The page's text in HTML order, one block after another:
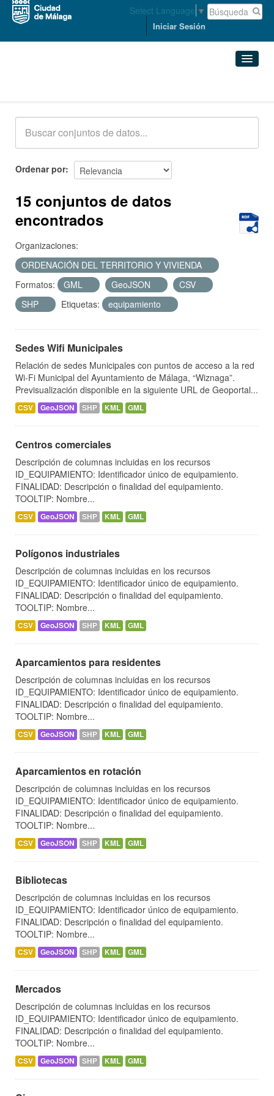
Select Language ▼
Iniciar Sesión
Acerca de
Ordenar por
15 conjuntos de datos
encontrados
Organizaciones:
ORDENACIÓN DEL TERRITORIO Y VIVIENDA
Formatos:
GML GeoJSON
CSV
SHP
Etiquetas: equipamiento
Sedes Wifi Municipales
Relación de sedes Municipales con puntos de acceso a la red
Wi-Fi Municipal del Ayuntamiento de Málaga, “Wiznaga”.
Previsualización disponible en la siguiente URL de Geoportal...
CSV GeoJSON SHP KML GML
Centros comerciales
Descripción de columnas incluidas en los recursos
ID_EQUIPAMIENTO: Identificador único de equipamiento.
FINALIDAD: Descripción o finalidad del equipamiento.
TOOLTIP: Nombre...
CSV GeoJSON SHP KML GML
Polígonos industriales
Descripción de columnas incluidas en los recursos
ID_EQUIPAMIENTO: Identificador único de equipamiento.
FINALIDAD: Descripción o finalidad del equipamiento.
TOOLTIP: Nombre...
CSV GeoJSON SHP KML GML
Aparcamientos para residentes
Descripción de columnas incluidas en los recursos
ID_EQUIPAMIENTO: Identificador único de equipamiento.
FINALIDAD: Descripción o finalidad del equipamiento.
TOOLTIP: Nombre...
CSV GeoJSON SHP KML GML
Aparcamientos en rotación
Descripción de columnas incluidas en los recursos
ID_EQUIPAMIENTO: Identificador único de equipamiento.
FINALIDAD: Descripción o finalidad del equipamiento.
TOOLTIP: Nombre...
CSV GeoJSON SHP KML GML
Bibliotecas
Descripción de columnas incluidas en los recursos
ID_EQUIPAMIENTO: Identificador único de equipamiento.
FINALIDAD: Descripción o finalidad del equipamiento.
TOOLTIP: Nombre...
CSV GeoJSON SHP KML GML
Mercados
Descripción de columnas incluidas en los recursos
ID_EQUIPAMIENTO: Identificador único de equipamiento.
FINALIDAD: Descripción o finalidad del equipamiento.
TOOLTIP: Nombre...
CSV GeoJSON SHP KML GML